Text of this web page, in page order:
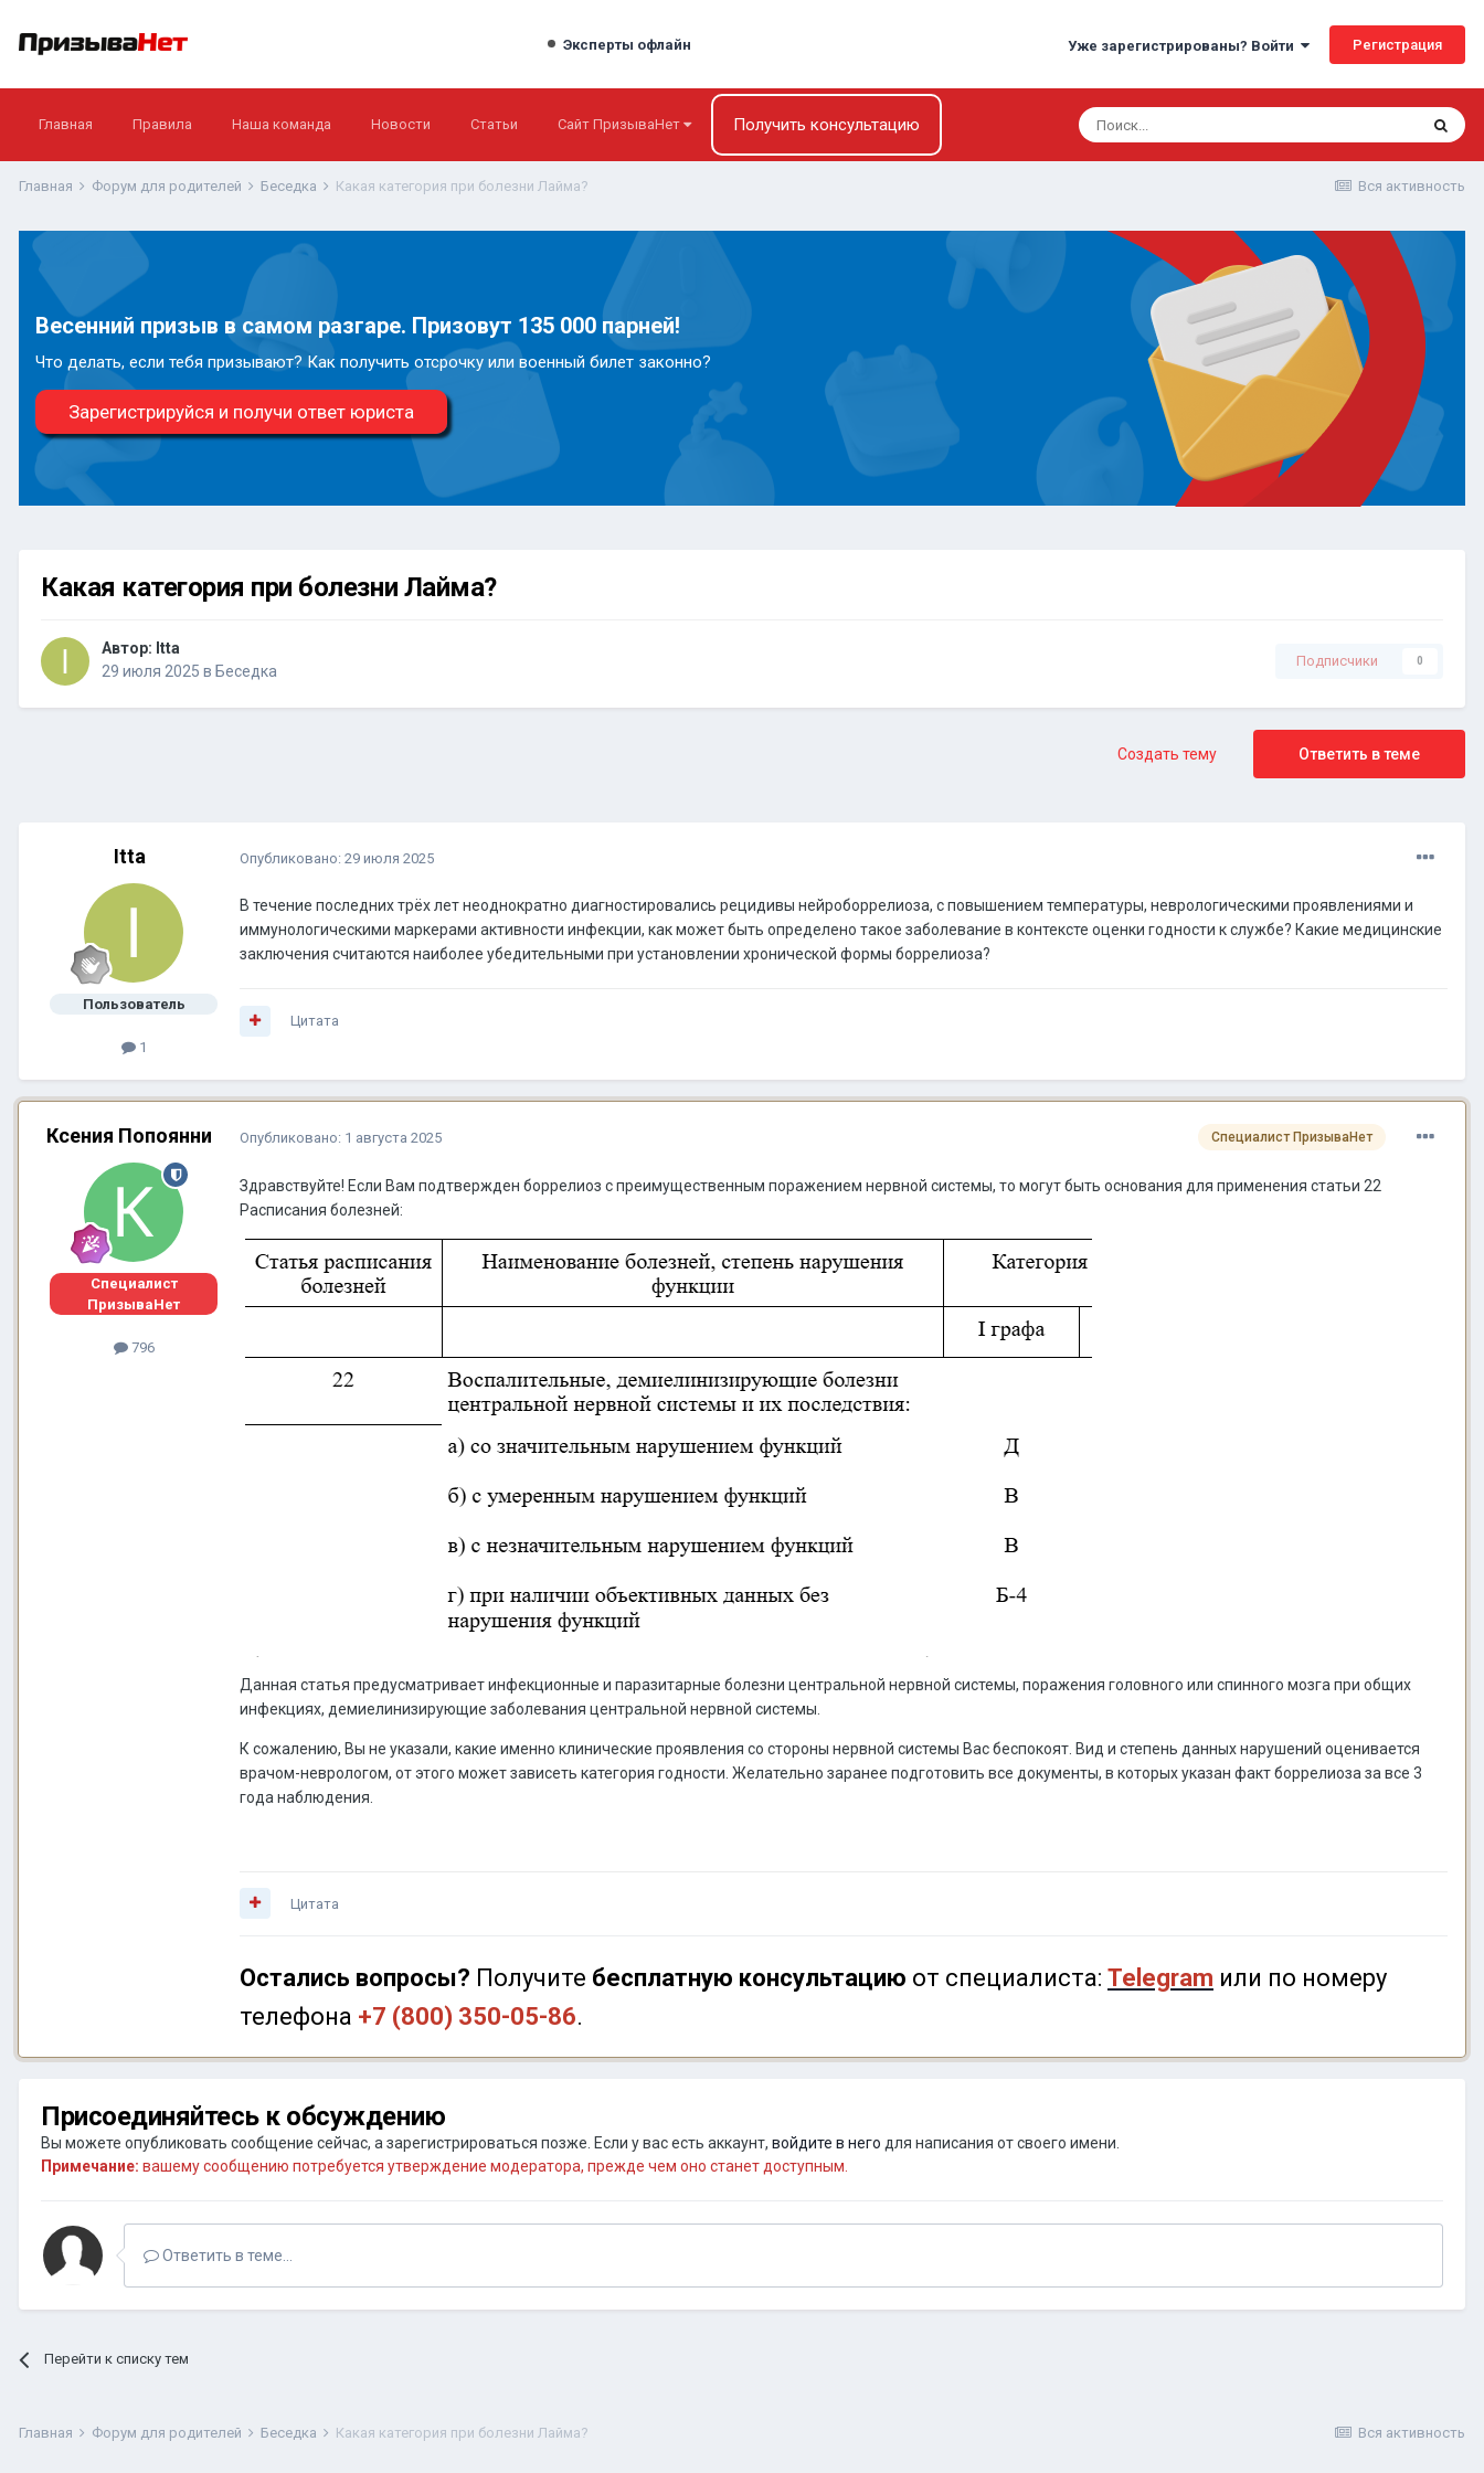
Эксперты офлайн Уже зарегистрированы? Войти Регистрация
Главная Правила Наша команда Новости Статьи Сайт ПризываНет Получить консультацию
Вся активность
Главная Форум для родителей Беседка Какая категория при болезни Лайма?
Весенний призыв в самом разгаре. Призовут 135 000 парней!
Что делать, если тебя призывают? Как получить отсрочку или военный билет законно?
Зарегистрируйся и получи ответ юриста
Какая категория при болезни Лайма?
Автор: Itta
29 июля 2025 в Беседка
Подписчики 0
Ответить в теме
Создать тему
Itta
Пользователь
1
Опубликовано: 29 июля 2025
В течение последних трёх лет неоднократно диагностировались рецидивы нейроборрелиоза, с повышением температуры, неврологическими проявлениями и
иммунологическими маркерами активности инфекции, как может быть определено такое заболевание в контексте оценки годности к службе? Какие медицинские
заключения считаются наиболее убедительными при установлении хронической формы боррелиоза?
Цитата
Ксения Попоянни
Специалист
ПризываНет
796
Специалист ПризываНет
Опубликовано: 1 августа 2025
Здравствуйте! Если Вам подтвержден боррелиоз с преимущественным поражением нервной системы, то могут быть основания для применения статьи 22
Расписания болезней:
Данная статья предусматривает инфекционные и паразитарные болезни центральной нервной системы, поражения головного или спинного мозга при общих
инфекциях, демиелинизирующие заболевания центральной нервной системы.
К сожалению, Вы не указали, какие именно клинические проявления со стороны нервной системы Вас беспокоят. Вид и степень данных нарушений оценивается
врачом-неврологом, от этого может зависеть категория годности. Желательно заранее подготовить все документы, в которых указан факт боррелиоза за все 3
года наблюдения.
Цитата
Остались вопросы? Получите бесплатную консультацию от специалиста: Telegram или по номеру
телефона +7 (800) 350-05-86.
Присоединяйтесь к обсуждению
Вы можете опубликовать сообщение сейчас, а зарегистрироваться позже. Если у вас есть аккаунт, войдите в него для написания от своего имени.
Примечание: вашему сообщению потребуется утверждение модератора, прежде чем оно станет доступным.
Ответить в теме...
Перейти к списку тем
Вся активность
Главная Форум для родителей Беседка Какая категория при болезни Лайма?